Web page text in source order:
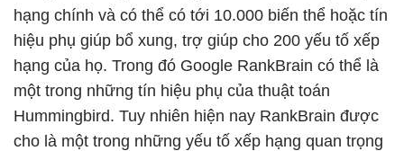
hạng chính và có thể có tới 10.000 biến thể hoặc tín
hiệu phụ giúp bổ xung, trợ giúp cho 200 yếu tố xếp
hạng của họ. Trong đó Google RankBrain có thể là
một trong những tín hiệu phụ của thuật toán
Hummingbird. Tuy nhiên hiện nay RankBrain được
cho là một trong những yếu tố xếp hạng quan trọng